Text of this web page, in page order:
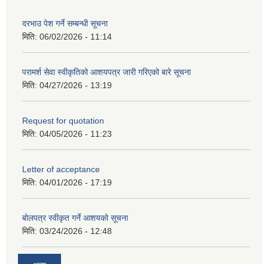
दरभाउ पेश गर्ने सम्बन्धी सूचना
मिति: 06/02/2026 - 11:14
परामर्श सेवा स्वीकृतिको आशयपत्र जारी गरिएको बारे सूचना
मिति: 04/27/2026 - 13:19
Request for quotation
मिति: 04/05/2026 - 11:23
Letter of acceptance
मिति: 04/01/2026 - 17:19
बोलपत्र स्वीकृत गर्ने आशयको सूचना
मिति: 03/24/2026 - 12:48